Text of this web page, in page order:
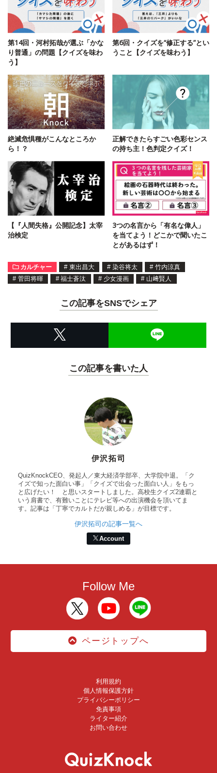
第14回・河村拓哉が選ぶ「かな
り普通」の問題【クイズを味わ
う】
第6回・クイズを“修正する”とい
うこと【クイズを味わう】
絶滅危惧種がこんなところか
ら！？
正解できたらすごい色彩センス
の持ち主！色判定クイズ！
【『人間失格』公開記念】太宰
治検定
3つの名言から「有名な偉人」
を当てよう！どこかで聞いたこ
とがあるはず！
カルチャー # 東出昌大 # 染谷将太 # 竹内涼真
# 菅田将暉 # 福士蒼汰 # 少女漫画 # 山﨑賢人
この記事をSNSでシェア
この記事を書いた人
伊沢拓司
QuizKnockCEO、発起人／東大経済学部卒、大学院中退。「ク
イズで知った面白い事」「クイズで出会った面白い人」をもっ
と広げたい！ と思いスタートしました。高校生クイズ2連覇と
いう肩書で、有難いことにテレビ等への出演機会を頂いてま
す。記事は「丁寧でカルトだが親しめる」が目標です。
伊沢拓司の記事一覧へ
Account
Follow Me
ページトップへ
利用規約
個人情報保護方針
プライバシーポリシー
免責事項
ライター紹介
お問い合わせ